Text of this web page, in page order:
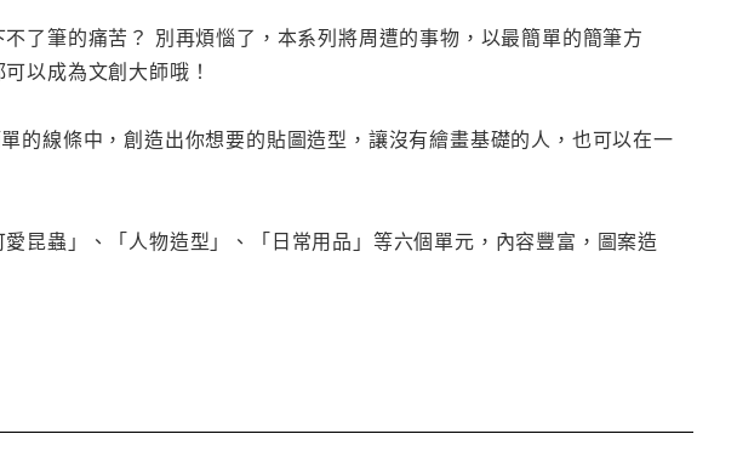
了筆的痛苦？ 別再煩惱了，本系列將周遭的事物，以最簡單的簡筆方
以成為文創大師哦！
的線條中，創造出你想要的貼圖造型，讓沒有繪畫基礎的人，也可以在一
昆蟲」、「人物造型」、「日常用品」等六個單元，內容豐富，圖案造